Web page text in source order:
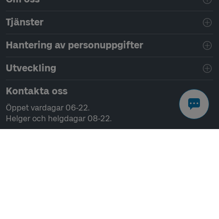
Tjänster
Hantering av personuppgifter
Utveckling
Kontakta oss
Öppet vardagar 06-22.
Helger och helgdagar 08-22.